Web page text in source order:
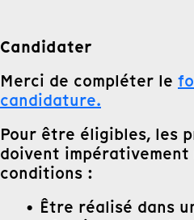
Candidater
Merci de compléter le
candidature.
Pour être éligibles, les
doivent
conditions :
• Être réalisé dans